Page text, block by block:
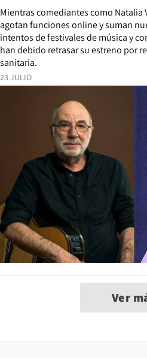
23 JULIO
Mientras comediantes como Natalia
agotan funciones online y suman
intentos de festivales de música y
han debido retrasar su estreno por
sanitaria.
Ver